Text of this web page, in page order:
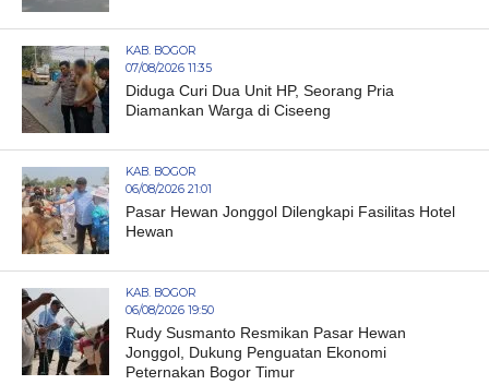
KAB. BOGOR
07/08/2026 11:35
Diduga Curi Dua Unit HP, Seorang Pria
Diamankan Warga di Ciseeng
KAB. BOGOR
06/08/2026 21:01
Pasar Hewan Jonggol Dilengkapi Fasilitas Hotel
Hewan
KAB. BOGOR
06/08/2026 19:50
Rudy Susmanto Resmikan Pasar Hewan
Jonggol, Dukung Penguatan Ekonomi
Peternakan Bogor Timur